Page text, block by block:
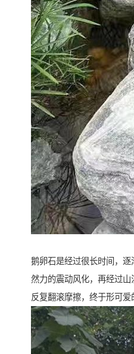
鹅卵石是经过很长时间，
然力的震动风化，再经过山
反复翻滚摩擦，终于形可爱